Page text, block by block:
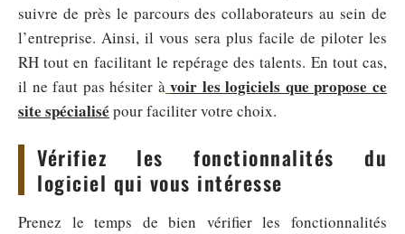
suivre de près le parcours des collaborateurs au sein de
l’entreprise. Ainsi, il vous sera plus facile de piloter les
RH tout en facilitant le repérage des talents. En tout cas,
il ne faut pas hésiter à voir les logiciels que propose ce
site spécialisé pour faciliter votre choix.
Vérifiez les fonctionnalités du
logiciel qui vous intéresse
Prenez le temps de bien vérifier les fonctionnalités